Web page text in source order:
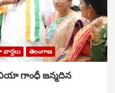
తెలంగాణ
గాంధీ జ‌న్మ‌దిన